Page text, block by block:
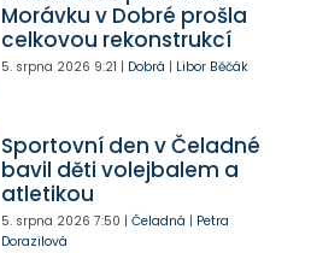
Morávku v Dobré prošla
celkovou rekonstrukcí
5. srpna 2026 9:21 | Dobrá | Libor Běčák
Sportovní den v Čeladné
bavil děti volejbalem a
atletikou
5. srpna 2026 7:50 | Čeladná | Petra
Dorazilová